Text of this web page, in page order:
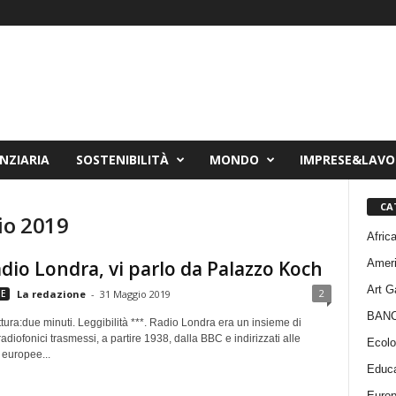
SOSTENIBILITÀ MONDO
2019
Londra, vi parlo da Palazzo Koch
La redazione - 31 Maggio 2019 2
minuti. Leggibilità ***. Radio Londra era un insieme di
trasmessi, a partire 1938, dalla BBC e indirizzati alle
Africa
Art